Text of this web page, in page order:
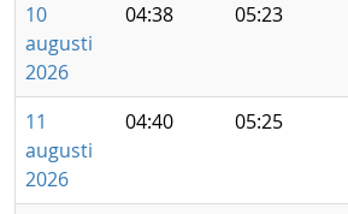
10
augusti
2026
04:38 05:23
11
augusti
2026
04:40 05:25